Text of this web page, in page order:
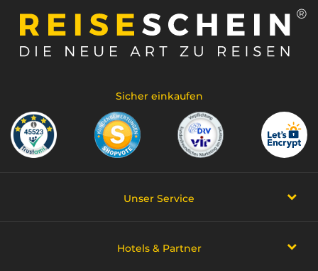
Sicher einkaufen
Unser Service
Hotels & Partner